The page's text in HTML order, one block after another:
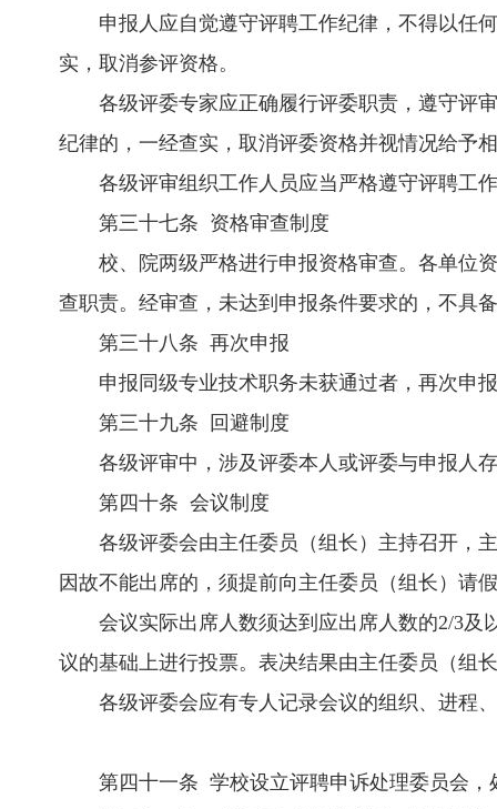
申报人应自觉遵守评聘工作纪律，不得以任
实，取消参评资格。
各级评委专家应正确履行评委职责，遵守评
纪律的，一经查实，取消评委资格并视情况给予
各级评审组织工作人员应当严格遵守评聘工
第三十七条 资格审查制度
校、院两级严格进行申报资格审查。各单位
查职责。经审查，未达到申报条件要求的，不具
第三十八条 再次申报
申报同级专业技术职务未获通过者，再次申
第三十九条 回避制度
各级评审中，涉及评委本人或评委与申报人
第四十条 会议制度
各级评委会由主任委员（组长）主持召开，
因故不能出席的，须提前向主任委员（组长）请
会议实际出席人数须达到应出席人数的2/3
议的基础上进行投票。表决结果由主任委员（组
各级评委会应有专人记录会议的组织、进程
第四十一条 学校设立评聘申诉处理委员会